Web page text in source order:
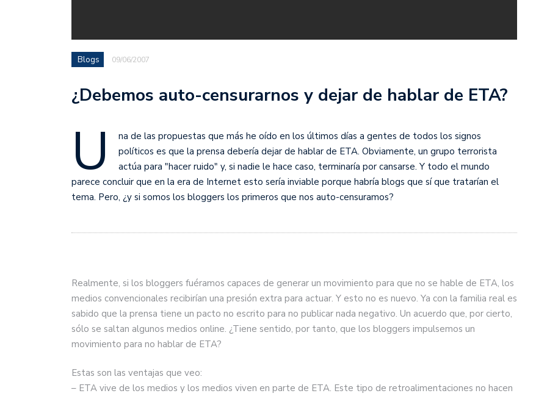
Blogs 09/06/2007
¿Debemos auto-censurarnos y dejar de hablar de ETA?
U
na de las propuestas que más he oído en los últimos días a gentes de todos los signos
políticos es que la prensa debería dejar de hablar de ETA. Obviamente, un grupo terrorista
actúa para "hacer ruido" y, si nadie le hace caso, terminaría por cansarse. Y todo el mundo
parece concluir que en la era de Internet esto sería inviable porque habría blogs que sí que tratarían el
tema. Pero, ¿y si somos los bloggers los primeros que nos auto-censuramos?
Realmente, si los bloggers fuéramos capaces de generar un movimiento para que no se hable de ETA, los
medios convencionales recibirían una presión extra para actuar. Y esto no es nuevo. Ya con la familia real es
sabido que la prensa tiene un pacto no escrito para no publicar nada negativo. Un acuerdo que, por cierto,
sólo se saltan algunos medios online. ¿Tiene sentido, por tanto, que los bloggers impulsemos un
movimiento para no hablar de ETA?
Estas son las ventajas que veo:
– ETA vive de los medios y los medios viven en parte de ETA. Este tipo de retroalimentaciones no hacen